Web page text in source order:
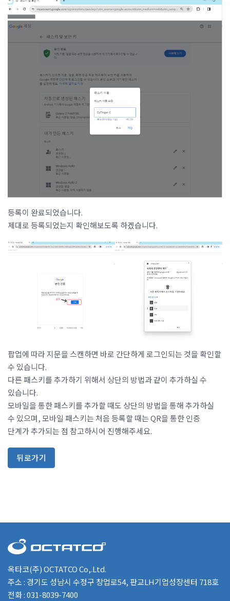
등록이 완료되었습니다.
제대로 등록되었는지 확인해보도록 하겠습니다.
팝업에 따라 지문을 스캔하면 바로 간단하게 로그인되는 것을 확인할
수 있습니다.
다른 패스키를 추가하기 위해서 상단의 방법과 같이 추가하실 수
있습니다.
모바일을 통한 패스키를 추가할 때도 상단의 방법을 통해 추가하실
수 있으며, 모바일 패스키는 처음 등록할 때는 QR을 통한 인증
단계가 추가되는 점 참고하시어 진행해주세요.
뒤로가기
옥타코(주) OCTATCO Co,.Ltd.
주소 : 경기도 성남시 수정구 창업로54, 판교LH기업성장센터 718호
전화 : 031-8039-7400